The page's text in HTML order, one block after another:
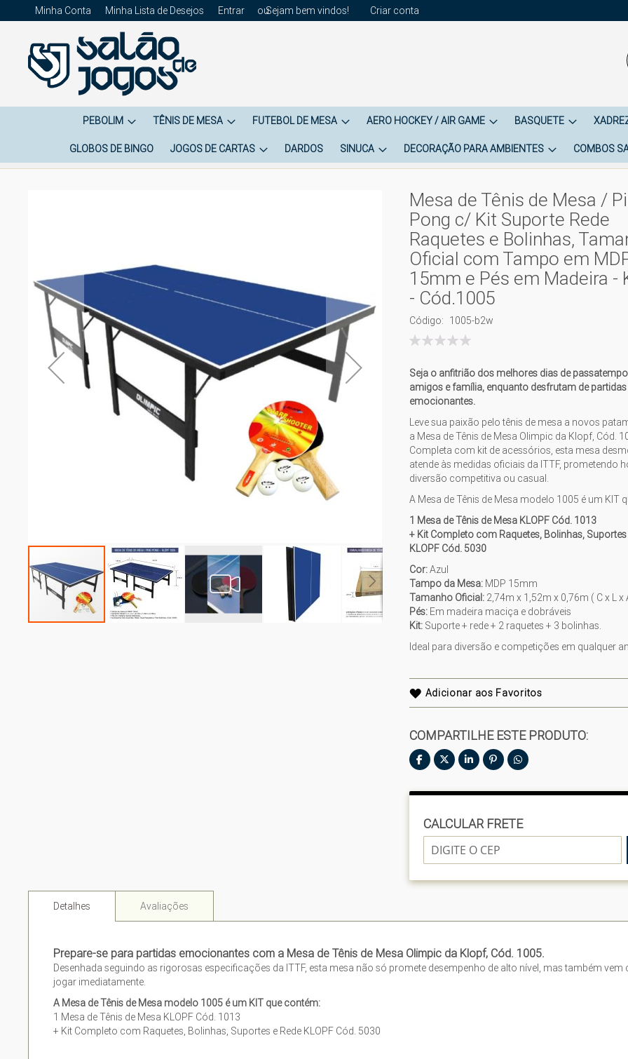
Minha Conta Minha Lista de Desejos Entrar Sejam bem vindos! Criar conta
PEBOLIM TÊNIS DE MESA FUTEBOL DE MESA AERO HOCKEY / AIR GAME BASQUETE
GLOBOS DE BINGO JOGOS DE CARTAS DARDOS SINUCA DECORAÇÃO PARA AMBIENTES COMBOS
Mesa de Tênis de Mesa /
Pong c/ Kit Suporte Rede
Raquetes e Bolinhas,
Oficial com Tampo em
15mm e Pés em Madeira -
- Cód.1005
Código
1005-b2w
Classificação:
Seja o anfitrião dos melhores dias de
amigos e família, enquanto desfrutam de partidas
emocionantes.
Leve sua paixão pelo tênis de mesa a novos
a Mesa de Tênis de Mesa Olimpic da Klopf, Cód.
Completa com kit de acessórios, esta mesa
atende às medidas oficiais da ITTF, prometendo
diversão competitiva ou casual.
A Mesa de Tênis de Mesa modelo 1005 é um KIT
1 Mesa de Tênis de Mesa KLOPF Cód. 1013
+ Kit Completo com Raquetes, Bolinhas, Suportes
KLOPF Cód. 5030
Cor:Azul
Tampo da Mesa: MDP 15mm
Tamanho Oficial:2,74m x 1,52m x 0,76m ( C x L x
Pés: Em madeira maciça e dobráveis
Kit: Suporte + rede + 2 raquetes + 3 bolinhas.
Ideal para diversão e competições em qualquer
Adicionar aos Favoritos
COMPARTILHE ESTE PRODUTO:
CALCULAR FRETE
Detalhes
Prepare-se para partidas emocionantes com a Mesa de Tênis de Mesa Olimpic da Klopf, Cód. 1005.
Desenhada seguindo as rigorosas especificações da ITTF, esta mesa não só promete desempenho de alto nível, mas também
jogar imediatamente.
A Mesa de Tênis de Mesa modelo 1005 é um KIT que contém:
1 Mesa de Tênis de Mesa KLOPF Cód. 1013
+ Kit Completo com Raquetes, Bolinhas, Suportes e Rede KLOPF Cód. 5030
Avaliações